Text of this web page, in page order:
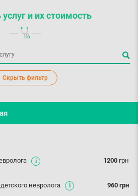
и их стоимость
Скрыть фильтр
1200 грн
960 грн
невролога